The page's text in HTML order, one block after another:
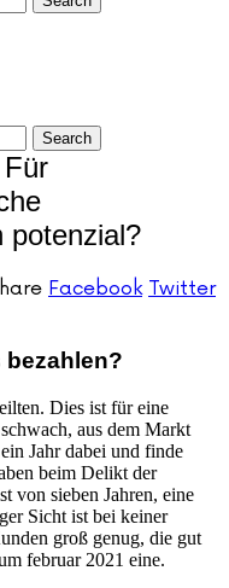
potenzial?
Facebook Twitter
Dies ist für eine
aus dem Markt
Jahr dabei und finde
beim Delikt der
von sieben Jahren, eine
Sicht ist bei keiner
groß genug, die gut
februar 2021 eine.